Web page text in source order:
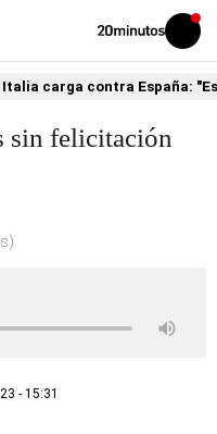
Volver
Iniciar
sesión
Italia carga contra España:
sin felicitación
- 15:31